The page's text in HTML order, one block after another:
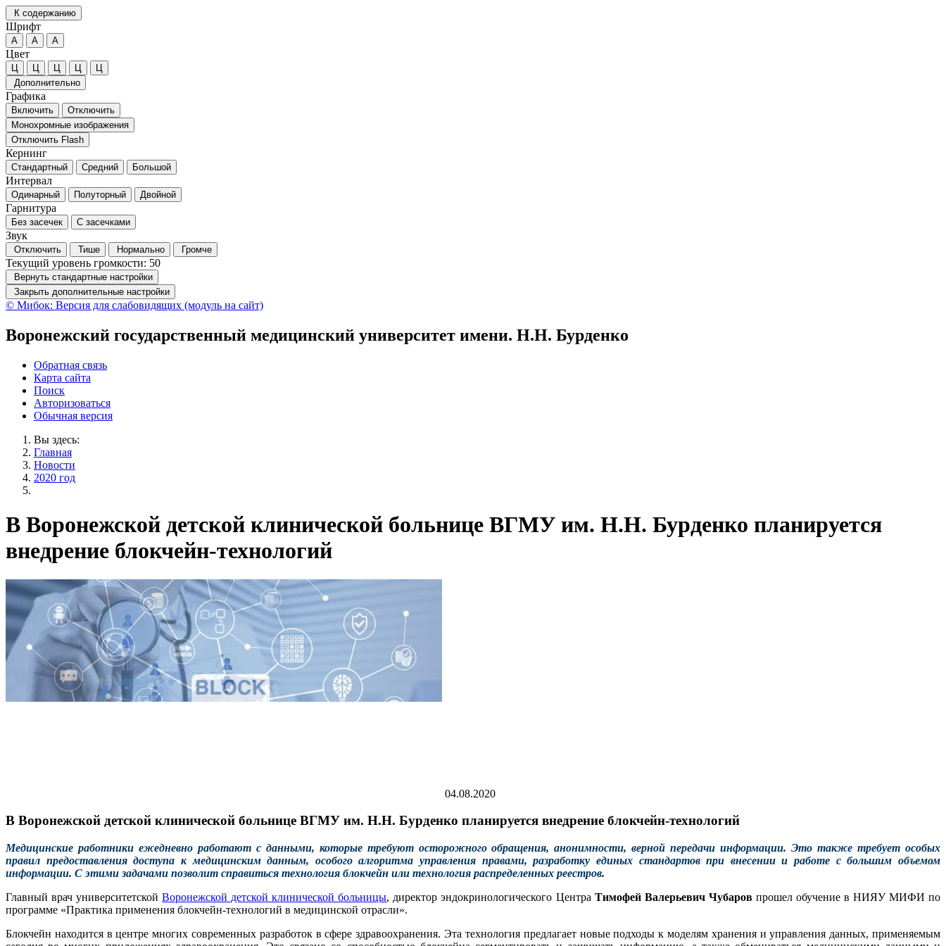
К содержанию
Шрифт
А А А
Цвет
Ц Ц Ц Ц
Ц
Дополнительно
Графика
Включить
Отключить
Монохромные изображения
Отключить Flash
Кернинг
Стандартный Средний Большой
Интервал
Одинарный Полуторный Двойной
Гарнитура
Без засечек С засечками
Звук
Отключить Тише Нормально Громче
Текущий уровень громкости: 50
Вернуть стандартные настройки
Закрыть дополнительные настройки
© Мибок: Версия для слабовидящих (модуль на сайт)
Воронежский государственный медицинский университет имени. Н.Н. Бурденко
Обратная связь
Карта сайта
Поиск
Авторизоваться
Обычная версия
Вы здесь:
Главная
Новости
2020 год
В Воронежской детской клинической больнице ВГМУ им. Н.Н. Бурденко планируется
внедрение блокчейн-технологий
04.08.2020
В Воронежской детской клинической больнице ВГМУ им. Н.Н. Бурденко планируется внедрение блокчейн-технологий
Медицинские работники ежедневно работают с данными, которые требуют осторожного обращения, анонимности, верной передачи информации. Это также требует особых
правил предоставления доступа к медицинским данным, особого алгоритма управления правами, разработку единых стандартов при внесении и работе с большим объемом
информации. С этими задачами позволит справиться технология блокчейн или технология распределенных реестров.
Главный врач университетскойВоронежской детской клинической больницы, директор эндокринологического Центра Тимофей Валерьевич Чубаров прошел обучение в НИЯУ МИФИ по
программе «Практика применения блокчейн-технологий в медицинской отрасли».
Блокчейн находится в центре многих современных разработок в сфере здравоохранения. Эта технология предлагает новые подходы к моделям хранения и управления данных, применяемым